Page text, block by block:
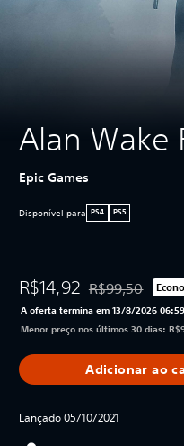
Alan Wake
Epic Games
Disponível para PS4 PS5
R$14,92 Desconto
R$99,50
A oferta termina em 13/8/2026 06:59
Menor preço nos últimos 30 dias:
Adicionar ao
Lançado 05/10/2021